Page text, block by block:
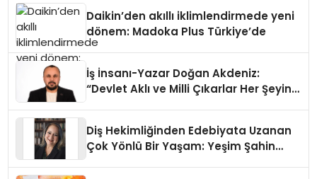
Daikin’den akıllı iklimlendirmede yeni
dönem: Madoka Plus Türkiye’de
İş İnsanı-Yazar Doğan Akdeniz:
“Devlet Aklı ve Milli Çıkarlar Her Şeyin
Diş Hekimliğinden Edebiyata Uzanan
Çok Yönlü Bir Yaşam: Yeşim Şahin